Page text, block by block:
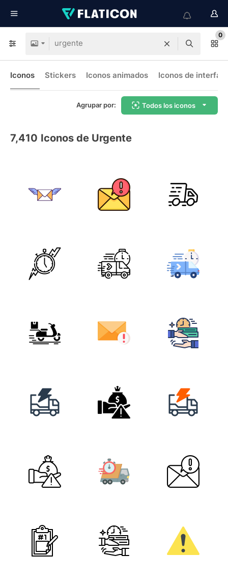
0
Iconos Stickers Iconos animados Iconos de interfaz
Agrupar por: Todos los iconos
7,410 Iconos de Urgente